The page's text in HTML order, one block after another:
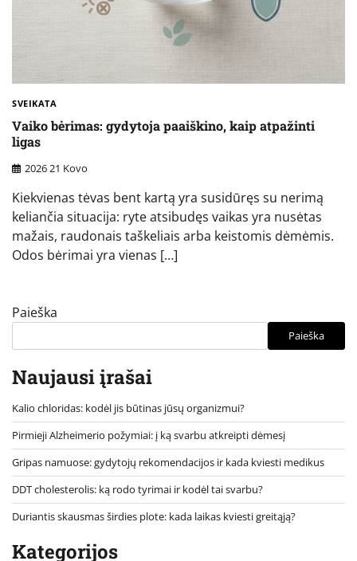
SVEIKATA
Vaiko bėrimas: gydytoja paaiškino, kaip atpažinti
ligas
2026 21 Kovo
Kiekvienas tėvas bent kartą yra susidūręs su nerimą
keliančia situacija: ryte atsibudęs vaikas yra nusėtas
mažais, raudonais taškeliais arba keistomis dėmėmis.
Odos bėrimai yra vienas […]
Paieška
Paieška
Naujausi įrašai
Kalio chloridas: kodėl jis būtinas jūsų organizmui?
Pirmieji Alzheimerio požymiai: į ką svarbu atkreipti dėmesį
Gripas namuose: gydytojų rekomendacijos ir kada kviesti medikus
DDT cholesterolis: ką rodo tyrimai ir kodėl tai svarbu?
Duriantis skausmas širdies plote: kada laikas kviesti greitąją?
Kategorijos